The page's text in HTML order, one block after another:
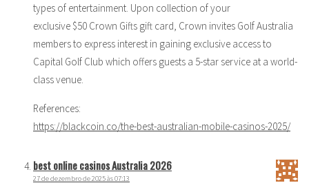
types of entertainment. Upon collection of your
exclusive $50 Crown Gifts gift card, Crown invites Golf Australia
members to express interest in gaining exclusive access to
Capital Golf Club which offers guests a 5-star service at a world-
class venue.
References:
https://blackcoin.co/the-best-australian-mobile-casinos-2025/
best online casinos Australia 2026
27 de dezembro de 2025 às 07:13